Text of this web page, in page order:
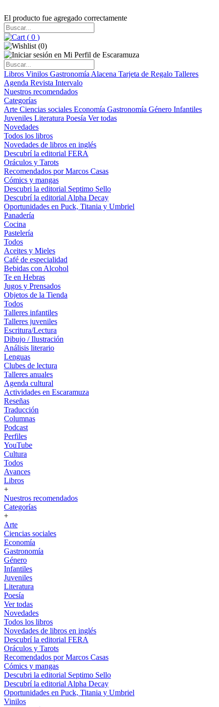
El producto fue agregado correctamente
( 0 )
(0)
Libros Vinilos Gastronomía Alacena Tarjeta de Regalo Talleres
Agenda Revista Intervalo
Nuestros recomendados
Categorías
Arte Ciencias sociales Economía Gastronomía Género Infantiles
Juveniles Literatura Poesía Ver todas
Novedades
Todos los libros
Novedades de libros en inglés
Descubrí la editorial FERA
Oráculos y Tarots
Recomendados por Marcos Casas
Cómics y mangas
Descubri la editorial Septimo Sello
Descubrí la editorial Alpha Decay
Oportunidades en Puck, Titania y Umbriel
Panadería
Cocina
Pastelería
Todos
Aceites y Mieles
Café de especialidad
Bebidas con Alcohol
Te en Hebras
Jugos y Prensados
Objetos de la Tienda
Todos
Talleres infantiles
Talleres juveniles
Escritura/Lectura
Dibujo / Ilustración
Análisis literario
Lenguas
Clubes de lectura
Talleres anuales
Agenda cultural
Actividades en Escaramuza
Reseñas
Traducción
Columnas
Podcast
Perfiles
YouTube
Cultura
Todos
Avances
Libros
+
Nuestros recomendados
Categorías
+
Arte
Ciencias sociales
Economía
Gastronomía
Género
Infantiles
Juveniles
Literatura
Poesía
Ver todas
Novedades
Todos los libros
Novedades de libros en inglés
Descubrí la editorial FERA
Oráculos y Tarots
Recomendados por Marcos Casas
Cómics y mangas
Descubri la editorial Septimo Sello
Descubrí la editorial Alpha Decay
Oportunidades en Puck, Titania y Umbriel
Vinilos